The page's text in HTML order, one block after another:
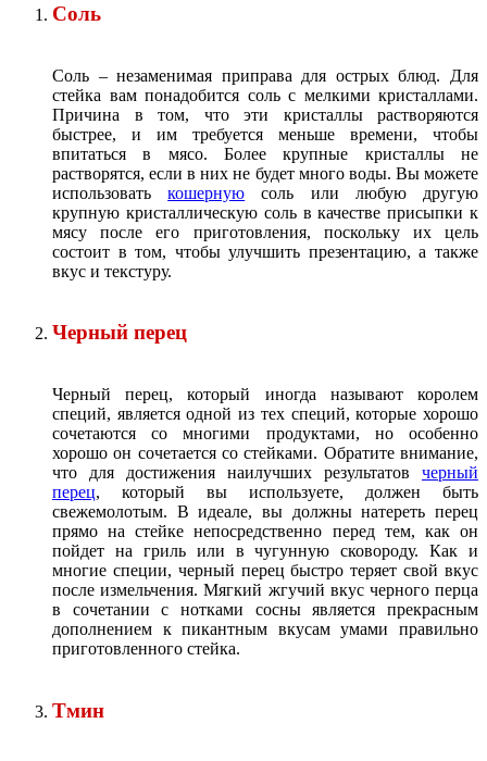
Соль
Соль – незаменимая приправа для острых блюд. Для
стейка вам понадобится соль с мелкими кристаллами.
Причина в том, что эти кристаллы растворяются
быстрее, и им требуется меньше времени, чтобы
впитаться в мясо. Более крупные кристаллы не
растворятся, если в них не будет много воды. Вы можете
использоватькошерную соль или любую другую
крупную кристаллическую соль в качестве присыпки к
мясу после его приготовления, поскольку их цель
состоит в том, чтобы улучшить презентацию, а также
вкус и текстуру.
Черный перец
Черный перец, который иногда называют королем
специй, является одной из тех специй, которые хорошо
сочетаются со многими продуктами, но особенно
хорошо он сочетается со стейками. Обратите внимание,
что для достижения наилучших результатов черный
перец, который вы используете, должен быть
свежемолотым. В идеале, вы должны натереть перец
прямо на стейке непосредственно перед тем, как он
пойдет на гриль или в чугунную сковороду. Как и
многие специи, черный перец быстро теряет свой вкус
после измельчения. Мягкий жгучий вкус черного перца
в сочетании с нотками сосны является прекрасным
дополнением к пикантным вкусам умами правильно
приготовленного стейка.
Тмин